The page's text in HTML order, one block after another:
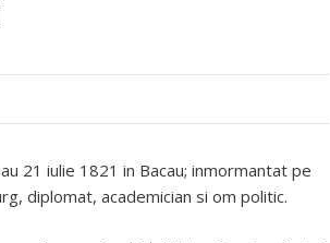
21 iulie 1821 in Bacau; inmormantat pe
diplomat, academician si om politic.